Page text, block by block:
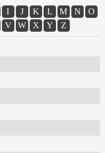
I J K L M N
O
V W X Y Z